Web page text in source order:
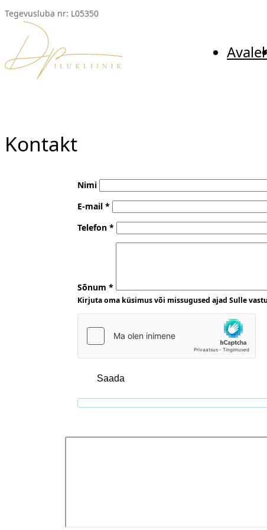
Mine
juurde
Tegevusluba nr: L05350
Kontakt
Nimi
E-mail *
Telefon *
Sõnum *
Kirjuta oma küsimus või missugused ajad Sulle